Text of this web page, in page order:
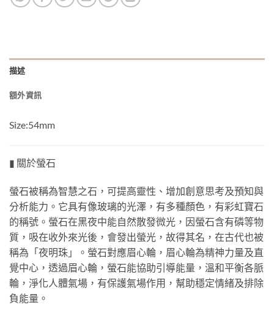
描述
額外資訊
Size:54mm
▮ 關於螢石
螢石被稱為智慧之石，可提高靈性、增加創意思考及預知與
分析能力。它具有像玻璃的光澤，有多種顏色，有彩虹寶石
的稱號。螢石在黑夜中能自然散發微光，因螢石含有磷等物
質，吸在收外來光後，會發出螢光，故得其名，在古代也被
稱為「夜明珠」。螢石對應眉心輪，眉心輪為精神力量及直
覺中心，透過眉心輪，螢石能協助引導能量，溫和平衡各脈
輪，淨化人體氣場，有保護氣場作用，幫助穩定情緒及排除
負能量。